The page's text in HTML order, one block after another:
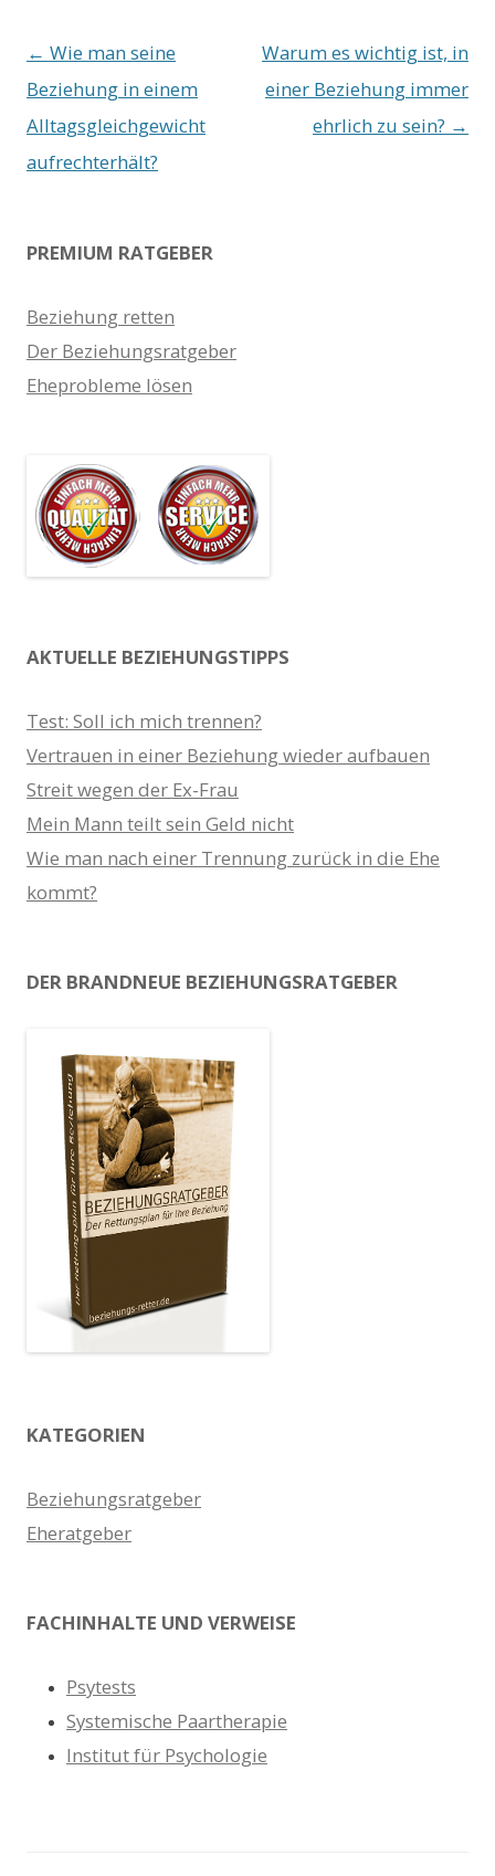
Beitrags-
Navigation
← Wie man seine
Beziehung in einem
Alltagsgleichgewicht
aufrechterhält?
Warum es wichtig ist, in
einer Beziehung immer
ehrlich zu sein? →
PREMIUM RATGEBER
Beziehung retten
Der Beziehungsratgeber
Eheprobleme lösen
AKTUELLE BEZIEHUNGSTIPPS
Test: Soll ich mich trennen?
Vertrauen in einer Beziehung wieder aufbauen
Streit wegen der Ex-Frau
Mein Mann teilt sein Geld nicht
Wie man nach einer Trennung zurück in die Ehe
kommt?
DER BRANDNEUE BEZIEHUNGSRATGEBER
KATEGORIEN
Beziehungsratgeber
Eheratgeber
FACHINHALTE UND VERWEISE
Psytests
Systemische Paartherapie
Institut für Psychologie